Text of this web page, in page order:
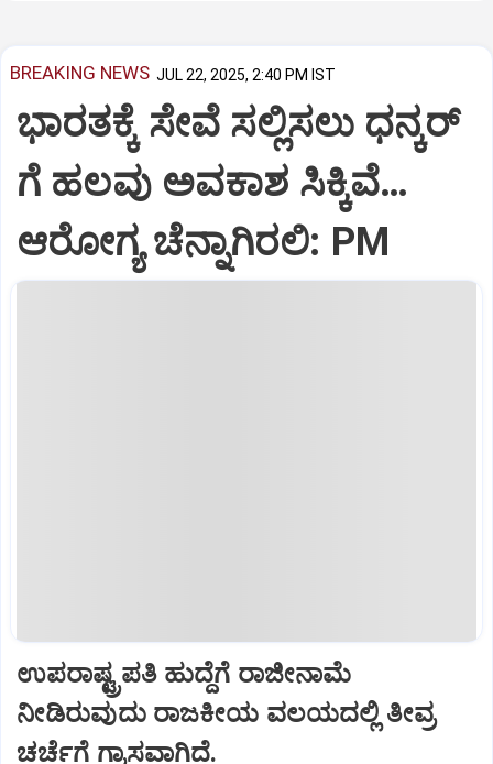
BREAKING NEWS JUL 22, 2025, 2:40 PM IST
ಭಾರತಕ್ಕೆ ಸೇವೆ ಸಲ್ಲಿಸಲು ಧನ್ಕರ್‌
ಗೆ ಹಲವು ಅವಕಾಶ ಸಿಕ್ಕಿವೆ…
ಆರೋಗ್ಯ ಚೆನ್ನಾಗಿರಲಿ: PM
ಉಪರಾಷ್ಟ್ರಪತಿ ಹುದ್ದೆಗೆ ರಾಜೀನಾಮೆ
ನೀಡಿರುವುದು ರಾಜಕೀಯ ವಲಯದಲ್ಲಿ ತೀವ್ರ
ಚರ್ಚೆಗೆ ಗ್ರಾಸವಾಗಿದೆ.